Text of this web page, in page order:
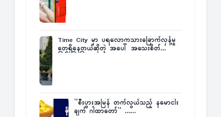
Time City မှာ ပရလောကသားခြောက်လှန့်မှု
တွေရှိနေတယ်ဆိုတဲ့ အပေါ် အသေးစိတ်
”စီးပွားအမြန် တက်လွယ်သည့် နမောငါး
ချက် ဂါထာတော်” ……